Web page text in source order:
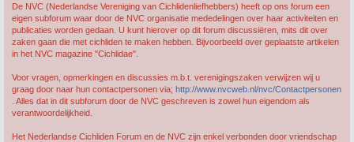
De NVC (Nederlandse Vereniging van Cichlidenliefhebbers) heeft op ons forum een
eigen subforum waar door de NVC organisatie mededelingen over haar activiteiten en
publicaties worden gedaan. U kunt hierover op dit forum discussiëren, mits dit over
zaken gaan die met cichliden te maken hebben. Bijvoorbeeld over geplaatste artikelen
in het NVC magazine "Cichlidae".
Voor vragen, opmerkingen en discussies m.b.t. verenigingszaken verwijzen wij u
graag door naar hun contactpersonen via; http://www.nvcweb.nl/nvc/Contactpersonen
. Alles dat in dit subforum door de NVC geschreven is zowel hun eigendom als
verantwoordelijkheid.
Het Nederlandse Cichliden Forum en de NVC zijn enkel verbonden door vriendschap